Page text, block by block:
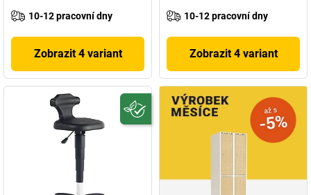
10-12 pracovní dny
Zobrazit 4 variant
10-12 pracovní dny
Zobrazit 4 variant